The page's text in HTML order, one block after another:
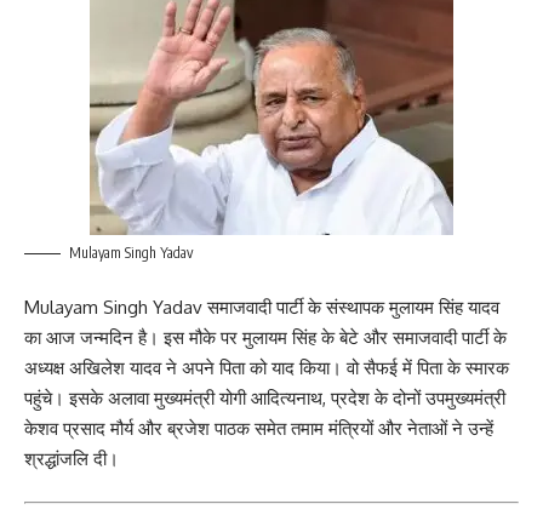
Mulayam Singh Yadav
Mulayam Singh Yadav समाजवादी पार्टी के संस्थापक मुलायम सिंह यादव
का आज जन्मदिन है। इस मौके पर मुलायम सिंह के बेटे और समाजवादी पार्टी के
अध्यक्ष अखिलेश यादव ने अपने पिता को याद किया। वो सैफई में पिता के स्मारक
पहुंचे। इसके अलावा मुख्यमंत्री योगी आदित्यनाथ, प्रदेश के दोनों उपमुख्यमंत्री
केशव प्रसाद मौर्य और ब्रजेश पाठक समेत तमाम मंत्रियों और नेताओं ने उन्हें
श्रद्धांजलि दी।